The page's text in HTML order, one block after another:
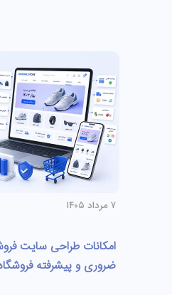
۷ مرداد ۱۴۰۵
امکانات طراحی سایت
ضروری و پیشرفته